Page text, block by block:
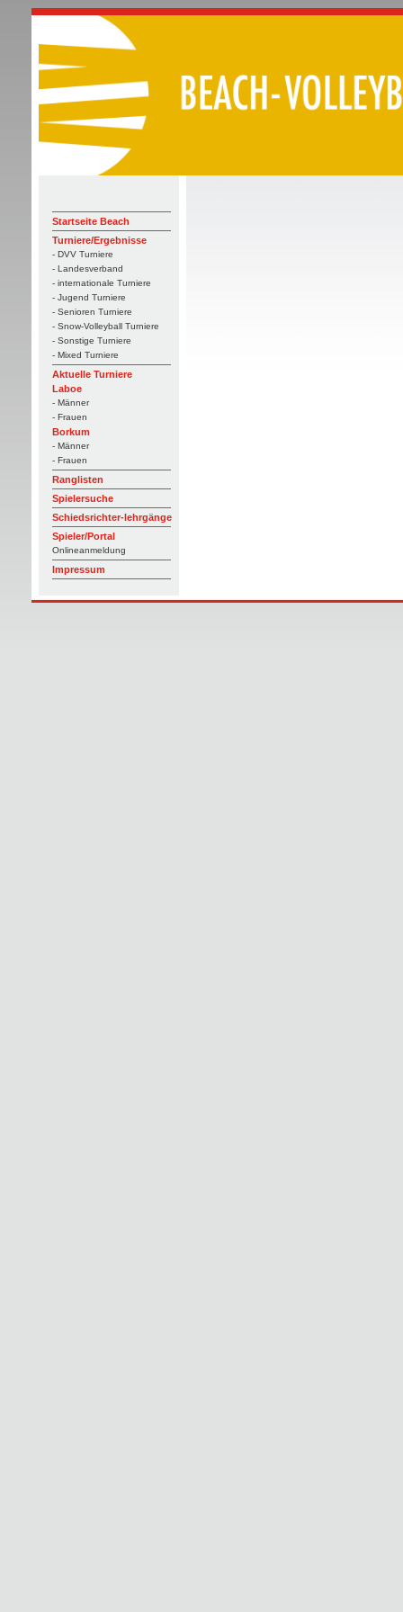
Startseite Beach
Turniere/Ergebnisse
- DVV Turniere
- Landesverband
- internationale Turniere
- Jugend Turniere
- Senioren Turniere
- Snow-Volleyball Turniere
- Sonstige Turniere
- Mixed Turniere
Aktuelle Turniere
Laboe
- Männer
- Frauen
Borkum
- Männer
- Frauen
Ranglisten
Spielersuche
Schiedsrichter-lehrgänge
Spieler/Portal
Onlineanmeldung
Impressum